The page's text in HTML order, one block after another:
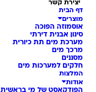
יצירת קשר
דף הבית
מוצרים
אוסמוזה הפוכה
סינון אבנית דירתי
מערכת מים תת כיורית
מרכך מים
מסננים
חלקים למערכות מים
המלצות
אודות
הפודקאסט של מי בראשית